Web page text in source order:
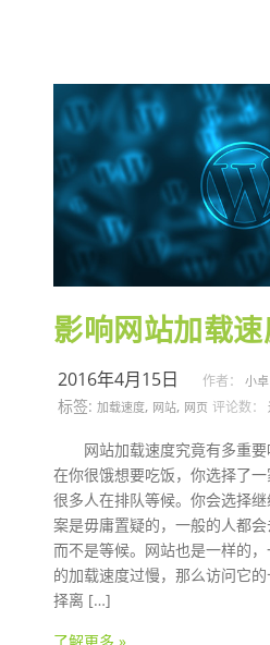
影响网站加载速
2016年4月15日 作者： 小卓
标签: 加载速度, 网站, 网页 评论数：
网站加载速度究竟有多重
在你很饿想要吃饭，你选择了
很多人在排队等候。你会选择
案是毋庸置疑的，一般的人都
而不是等候。网站也是一样的
的加载速度过慢，那么访问它
择离 […]